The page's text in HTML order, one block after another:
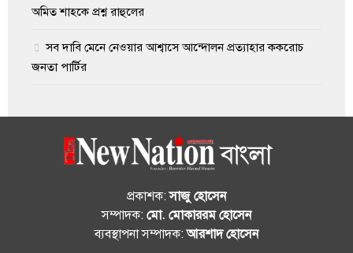
অমিত শাহকে প্রশ্ন রাহুলের
সব দাবি মেনে নেওয়ার আশ্বাসে আন্দোলন প্রত্যাহার ককরোচ
জনতা পার্টির
প্রকাশক:সাজু হোসেন
সম্পাদক: মো. মোকাররম হোসেন
ব্যবস্থাপনা সম্পাদক:আরশাদ হোসেন